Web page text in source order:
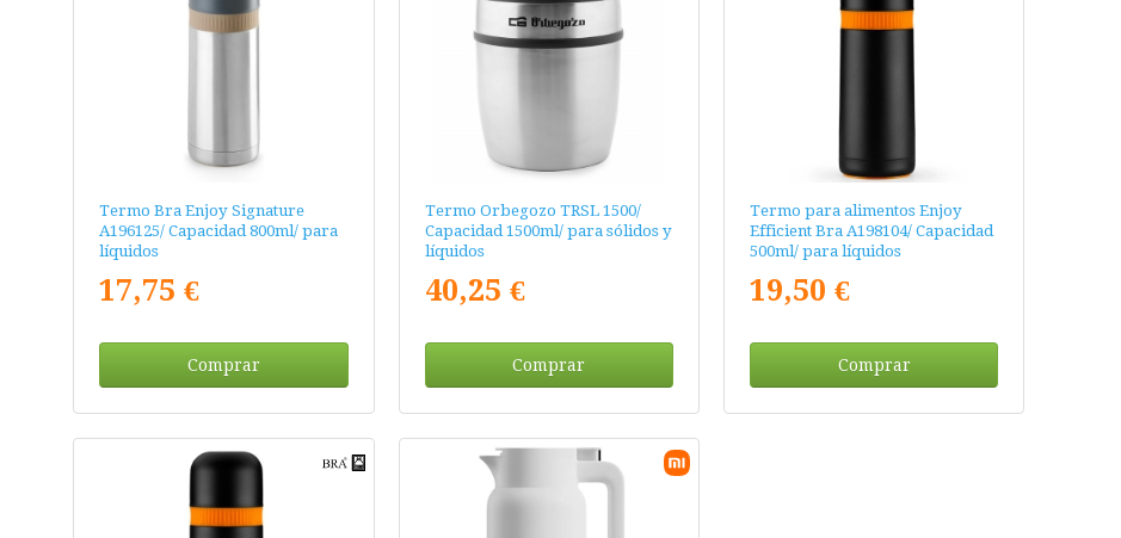
Termo Bra Enjoy Signature
A196125/ Capacidad 800ml/ para
líquidos
17,75 €
Comprar
Termo Orbegozo TRSL 1500/
Capacidad 1500ml/ para sólidos y
líquidos
40,25 €
Comprar
Termo para alimentos Enjoy
Efficient Bra A198104/ Capacidad
500ml/ para líquidos
19,50 €
Comprar